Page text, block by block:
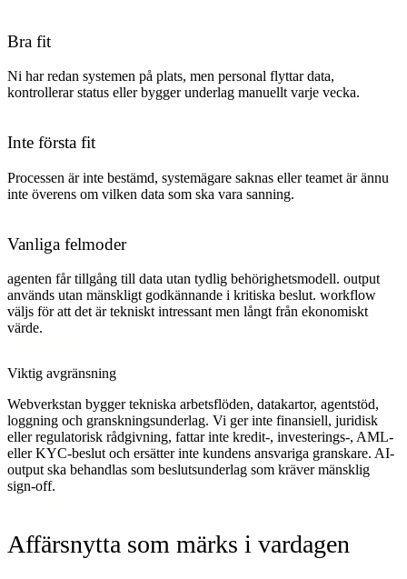
Bra fit
Ni har redan systemen på plats, men personal flyttar data,
kontrollerar status eller bygger underlag manuellt varje vecka.
Inte första fit
Processen är inte bestämd, systemägare saknas eller teamet är ännu
inte överens om vilken data som ska vara sanning.
Vanliga felmoder
agenten får tillgång till data utan tydlig behörighetsmodell. output
används utan mänskligt godkännande i kritiska beslut. workflow
väljs för att det är tekniskt intressant men långt från ekonomiskt
värde.
Viktig avgränsning
Webverkstan bygger tekniska arbetsflöden, datakartor, agentstöd,
loggning och granskningsunderlag. Vi ger inte finansiell, juridisk
eller regulatorisk rådgivning, fattar inte kredit-, investerings-, AML-
eller KYC-beslut och ersätter inte kundens ansvariga granskare. AI-
output ska behandlas som beslutsunderlag som kräver mänsklig
sign-off.
Affärsnytta som märks i vardagen